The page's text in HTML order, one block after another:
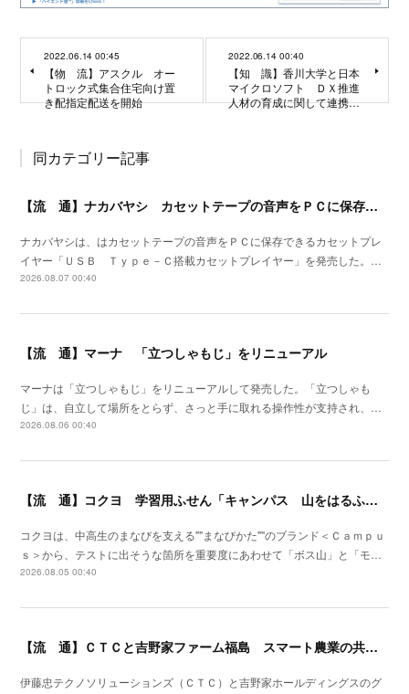
2022.06.14 00:45
【物 流】アスクル オー
トロック式集合住宅向け置
き配指定配送を開始
2022.06.14 00:40
【知 識】香川大学と日本
マイクロソフト ＤＸ推進
人材の育成に関して連携…
同カテゴリー記事
【流 通】ナカバヤシ カセットテープの音声をＰＣに保存できるプレイヤーを発売
ナカバヤシは、はカセットテープの音声をＰＣに保存できるカセットプレ
イヤー「ＵＳＢ Ｔｙｐｅ－Ｃ搭載カセットプレイヤー」を発売した。…
2026.08.07 00:40
【流 通】マーナ 「立つしゃもじ」をリニューアル
マーナは「立つしゃもじ」をリニューアルして発売した。「立つしゃも
じ」は、自立して場所をとらず、さっと手に取れる操作性が支持され、…
2026.08.06 00:40
【流 通】コクヨ 学習用ふせん「キャンパス 山をはるふせん」発売
コクヨは、中高生のまなびを支える""まなびかた""のブランド＜Ｃａｍｐｕ
ｓ＞から、テストに出そうな箇所を重要度にあわせて「ボス山」と「モ…
2026.08.05 00:40
【流 通】ＣＴＣと吉野家ファーム福島 スマート農業の共同研究を開始
伊藤忠テクノソリューションズ（ＣＴＣ）と吉野家ホールディングスのグ